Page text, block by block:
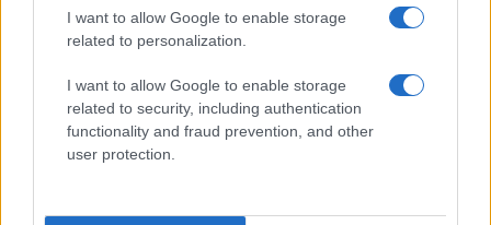
I want to allow Google to enable storage
related to personalization.
I want to allow Google to enable storage
related to security, including authentication
functionality and fraud prevention, and other
user protection.
Continua a leggere
SALUTE E BENESSERE